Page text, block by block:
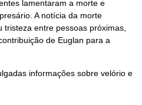
lamentaram a morte e
A notícia da morte
entre pessoas próximas,
de Euglan para a
informações sobre velório e